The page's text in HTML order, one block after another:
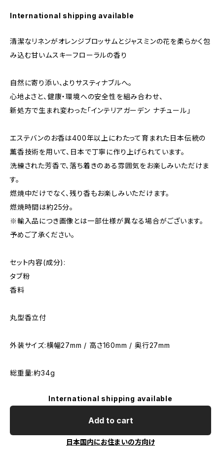
International shipping available
清潔なリネンがオレンジブロッサムとジャスミンの花を柔らかく包
み込む甘いムスキーフローラルの香り
自然に寄り添い、よりサスティナブルへ。
心地よさと、健康・環境への安全性を組み合わせ、
新処方で生まれ変わった「インテリアガーデン ナチュール」
エステバンのお香は400年以上にわたって育まれた日本伝統の
薫香技術を用いて、日本で丁寧に作り上げられています。
洗練された芳香で、落ち着きのある雰囲気をお楽しみいただけま
す。
燃焼中だけでなく、残り香もお楽しみいただけます。
燃焼時間は約25分。
※輸入品につき画像とは一部仕様が異なる場合がございます。
予めご了承ください。
セット内容(成分):
タブ粉
香料
丸型香立付
外装サイズ:横幅27mm / 高さ160mm / 奥行27mm
総重量:約34g
International shipping available
Add to cart
日本国内にお住まいの方向け